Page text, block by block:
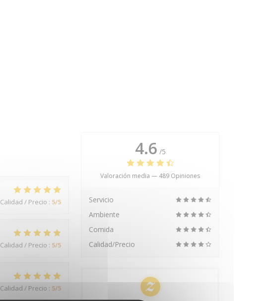
Calidad / Precio : 5/5
Calidad / Precio : 5/5
Calidad / Precio : 5/5
4.6 /5
Valoración media — 489 Opiniones
Servicio
Ambiente
Comida
Calidad/Precio